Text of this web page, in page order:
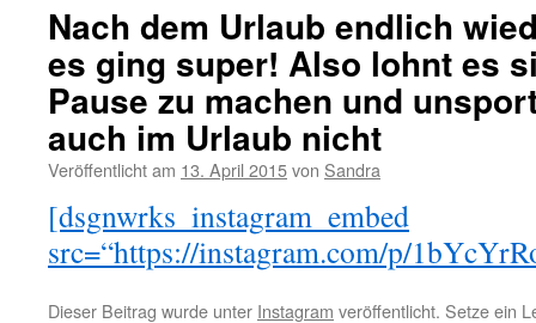
Nach dem Urlaub endlich
es ging super! Also lohnt es
Pause zu machen und
auch im Urlaub nicht
Veröffentlicht am 13. April 2015von Sandra
[dsgnwrks_instagram_embed
src=“https://instagram.com/p/
Dieser Beitrag wurde unter Instagram veröffentlicht. Setze ein